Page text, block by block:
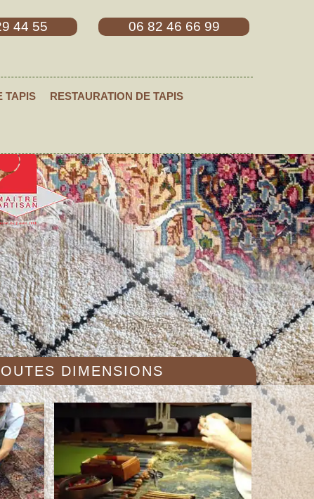
44 55 06 82 46 66 99
TAPIS RESTAURATION DE TAPIS
DIMENSIONS